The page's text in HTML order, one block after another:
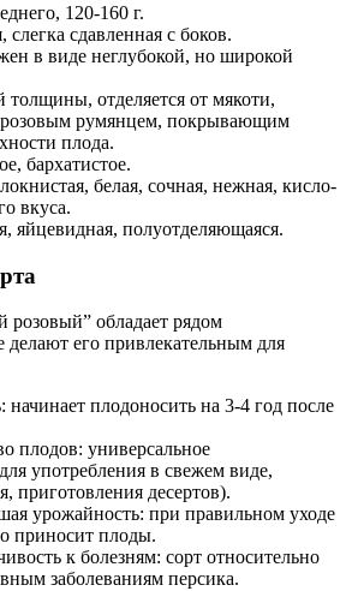
120-160 г.
сдавленная с боков.
в виде неглубокой, но широкой
толщины, отделяется от мякоти,
розовым румянцем, покрывающим
плода.
бархатистое.
белая, сочная, нежная, кисло-
вкуса.
яйцевидная, полуотделяющаяся.
розовый” обладает рядом
его привлекательным для
начинает плодоносить на 3-4 год после
плодов: универсальное
употребления в свежем виде,
приготовления десертов).
урожайность: при правильном уходе
приносит плоды.
к болезням: сорт относительно
заболеваниям персика.